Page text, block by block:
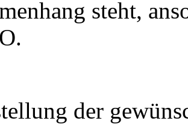
steht,
der